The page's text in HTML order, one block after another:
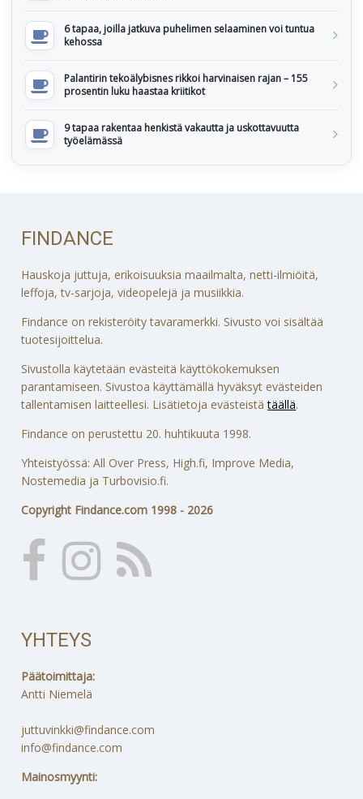
6 tapaa, joilla jatkuva puhelimen selaaminen voi tuntua
kehossa
Palantirin tekoälybisnes rikkoi harvinaisen rajan – 155
prosentin luku haastaa kriitikot
9 tapaa rakentaa henkistä vakautta ja uskottavuutta
työelämässä
FINDANCE
Hauskoja juttuja, erikoisuuksia maailmalta, netti-ilmiöitä,
leffoja, tv-sarjoja, videopelejä ja musiikkia.
Findance on rekisteröity tavaramerkki. Sivusto voi sisältää
tuotesijoittelua.
Sivustolla käytetään evästeitä käyttökokemuksen
parantamiseen. Sivustoa käyttämällä hyväksyt evästeiden
tallentamisen laitteellesi. Lisätietoja evästeistätäällä.
Findance on perustettu 20. huhtikuuta 1998.
Yhteistyössä: All Over Press, High.fi, Improve Media,
Nostemedia ja Turbovisio.fi.
Copyright Findance.com 1998 - 2026
YHTEYS
Päätoimittaja:
Antti Niemelä
juttuvinkki@findance.com
info@findance.com
Mainosmyynti: